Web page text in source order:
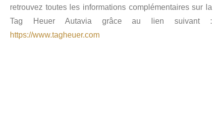
retrouvez toutes les informations complémentaires sur la
Tag Heuer Autavia grâce au lien suivant :
https://www.tagheuer.com